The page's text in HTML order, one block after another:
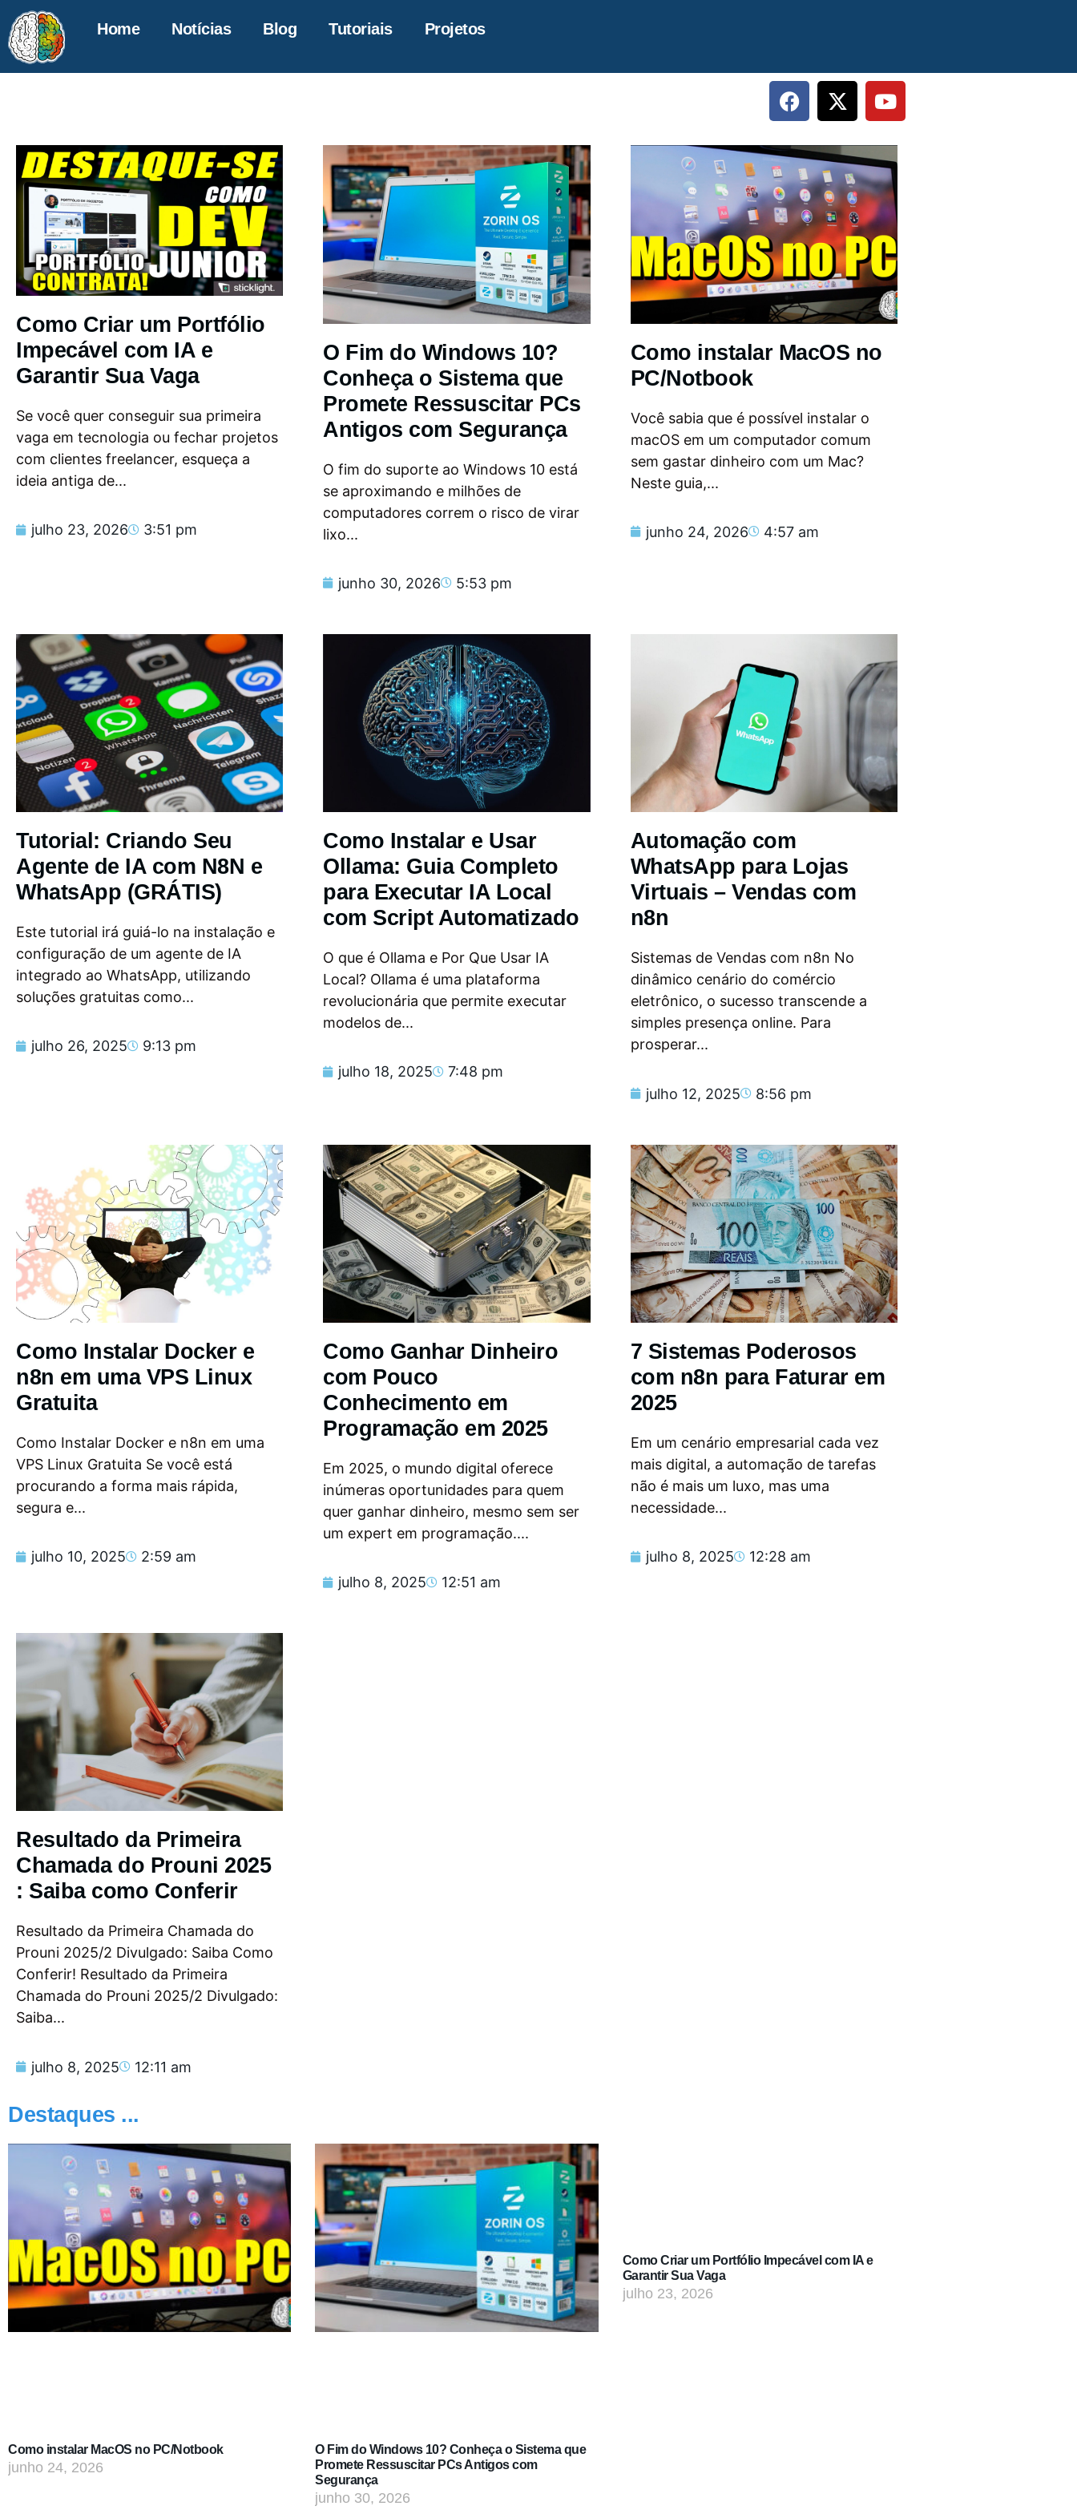
Home Notícias Blog Tutoriais Projetos
Como Criar um Portfólio
Impecável com IA e
Garantir Sua Vaga
Se você quer conseguir sua primeira
vaga em tecnologia ou fechar projetos
com clientes freelancer, esqueça a
ideia antiga de...
julho 23, 2026 3:51 pm
O Fim do Windows 10?
Conheça o Sistema que
Promete Ressuscitar PCs
Antigos com Segurança
O fim do suporte ao Windows 10 está
se aproximando e milhões de
computadores correm o risco de virar
lixo...
junho 30, 2026 5:53 pm
Como instalar MacOS no
PC/Notbook
Você sabia que é possível instalar o
macOS em um computador comum
sem gastar dinheiro com um Mac?
Neste guia,...
junho 24, 2026 4:57 am
Tutorial: Criando Seu
Agente de IA com N8N e
WhatsApp (GRÁTIS)
Este tutorial irá guiá-lo na instalação e
configuração de um agente de IA
integrado ao WhatsApp, utilizando
soluções gratuitas como...
julho 26, 2025 9:13 pm
Como Instalar e Usar
Ollama: Guia Completo
para Executar IA Local
com Script Automatizado
O que é Ollama e Por Que Usar IA
Local? Ollama é uma plataforma
revolucionária que permite executar
modelos de...
julho 18, 2025 7:48 pm
Automação com
WhatsApp para Lojas
Virtuais – Vendas com
n8n
Sistemas de Vendas com n8n No
dinâmico cenário do comércio
eletrônico, o sucesso transcende a
simples presença online. Para
prosperar...
julho 12, 2025 8:56 pm
Como Instalar Docker e
n8n em uma VPS Linux
Gratuita
Como Instalar Docker e n8n em uma
VPS Linux Gratuita Se você está
procurando a forma mais rápida,
segura e...
julho 10, 2025 2:59 am
Como Ganhar Dinheiro
com Pouco
Conhecimento em
Programação em 2025
Em 2025, o mundo digital oferece
inúmeras oportunidades para quem
quer ganhar dinheiro, mesmo sem ser
um expert em programação....
julho 8, 2025 12:51 am
7 Sistemas Poderosos
com n8n para Faturar em
2025
Em um cenário empresarial cada vez
mais digital, a automação de tarefas
não é mais um luxo, mas uma
necessidade...
julho 8, 2025 12:28 am
Resultado da Primeira
Chamada do Prouni 2025
: Saiba como Conferir
Resultado da Primeira Chamada do
Prouni 2025/2 Divulgado: Saiba Como
Conferir! Resultado da Primeira
Chamada do Prouni 2025/2 Divulgado:
Saiba...
julho 8, 2025 12:11 am
Destaques ...
Como instalar MacOS no PC/Notbook
junho 24, 2026
O Fim do Windows 10? Conheça o Sistema que
Promete Ressuscitar PCs Antigos com
Segurança
junho 30, 2026
Como Criar um Portfólio Impecável com IA e
Garantir Sua Vaga
julho 23, 2026